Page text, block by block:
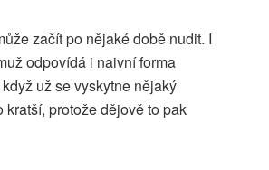
začít po nějaké době nudit. I
odpovídá i naivní forma
už se vyskytne nějaký
protože dějově to pak